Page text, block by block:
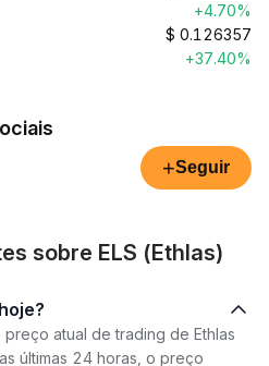
+4.70%
$ 0.126357
+37.40%
+Seguir
sobre ELS (Ethlas)
atual de trading de Ethlas
últimas 24 horas, o preço